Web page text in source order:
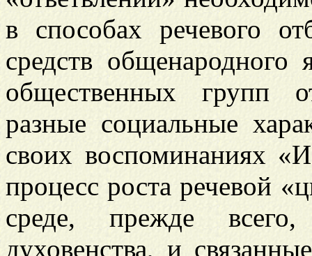
в способах речевого
средств общенародного
общественных групп
разные социальные
своих воспоминаниях
процесс роста речевой
среде, прежде
духовенства, и